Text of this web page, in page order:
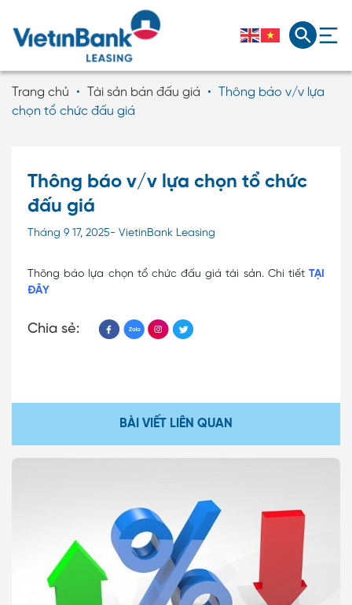
Trang chủ • Tài sản bán đấu giá •
Thông báo v/v lựa
chọn tổ chức đấu giá
Thông báo v/v lựa chọn tổ chức
đấu giá
Tháng 9 17, 2025- VietinBank Leasing
Thông báo lựa chọn tổ chức đấu giá tài sản. Chi tiết TẠI
ĐÂY
Chia sẻ:
BÀI VIẾT LIÊN QUAN